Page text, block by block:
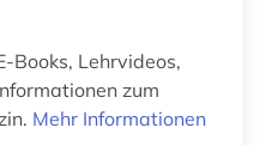
Books, Lehrvideos,
zum
Mehr Informationen